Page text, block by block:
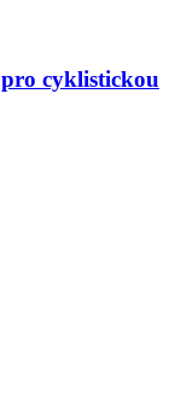
cyklistickou